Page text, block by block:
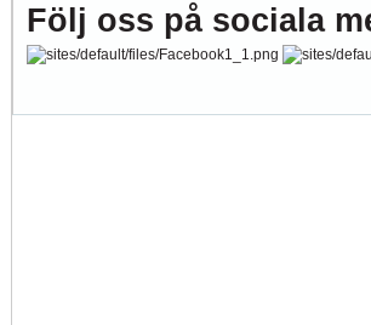
Följ oss på sociala